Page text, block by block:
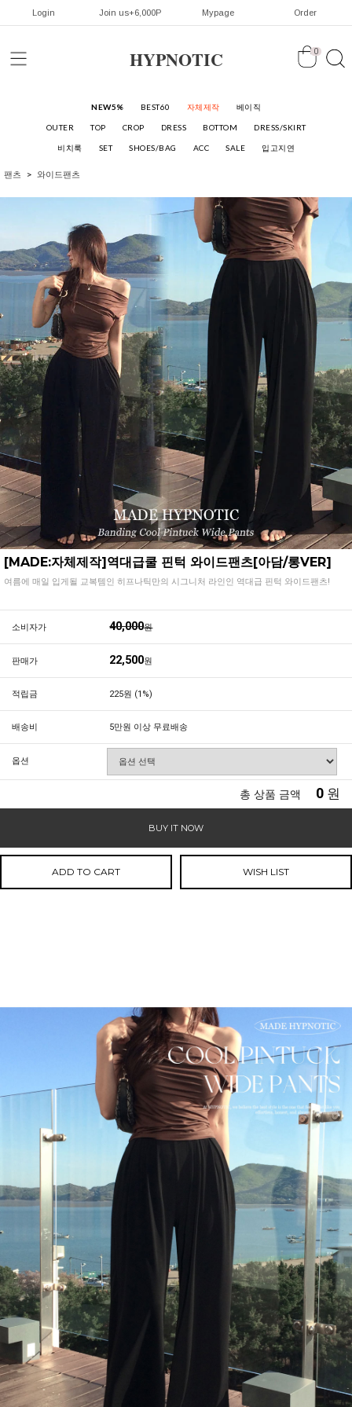
Login Join us+6,000P Mypage Order
HYPNOTIC 0
NEW5% BEST60 자체제작 베이직
OUTER TOP CROP DRESS BOTTOM DRESS/SKIRT
비치룩 SET SHOES/BAG ACC SALE 입고지연
팬츠 와이드팬츠
[MADE:자체제작]역대급쿨 핀턱 와이드팬츠[아담/롱VER]
여름에 매일 입게될 교복템인 히프나틱만의 시그니처 라인인 역대급 핀턱 와이드팬츠!
소비자가 40,000원
판매가 22,500원
적립금 225원 (1%)
배송비 5만원 이상 무료배송
옵션
총 상품 금액 0 원
BUY IT NOW
ADD TO CART WISH LIST